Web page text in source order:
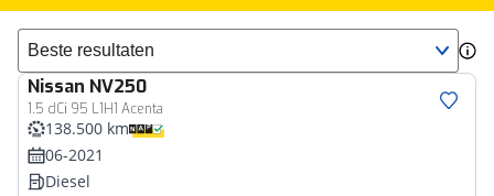
Sorteer resultaten
Nissan NV250
1.5 dCi 95 L1H1 Acenta
Bedrijfswagen
138.500 km
06-2021
Diesel